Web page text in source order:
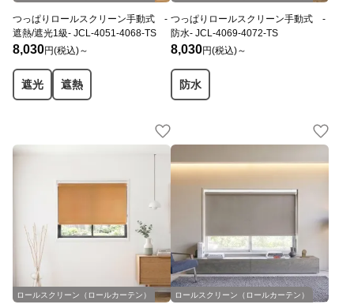
つっぱりロールスクリーン手動式 -
遮熱/遮光1級- JCL-4051-4068-TS
8,030円(税込)～
遮光 遮熱
つっぱりロールスクリーン手動式 -
防水- JCL-4069-4072-TS
8,030円(税込)～
防水
ロールスクリーン（ロールカーテン） ロールスクリーン（ロールカーテン）